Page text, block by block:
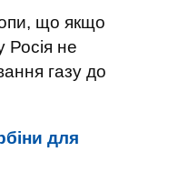
що якщо
Росія не
газу до
для